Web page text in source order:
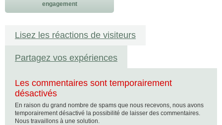
engagement
Lisez les réactions de visiteurs
Partagez vos expériences
Les commentaires sont temporairement
désactivés
En raison du grand nombre de spams que nous recevons, nous avons
temporairement désactivé la possibilité de laisser des commentaires.
Nous travaillons à une solution.